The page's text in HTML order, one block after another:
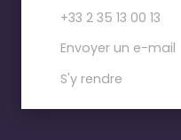
+33 2 35 13 00 13
Envoyer un e-mail
S'y rendre